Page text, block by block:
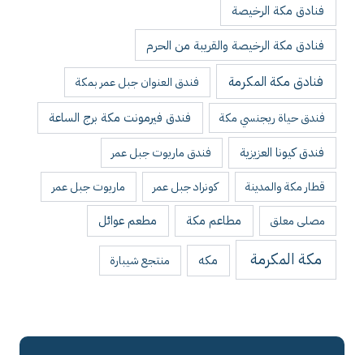
فنادق مكة الرخيصة
فنادق مكة الرخيصة والقريبة من الحرم
فنادق مكة المكرمة فندق العنوان جبل عمر بمكة
فندق حياة ريجنسي مكة
فندق فيرمونت مكة برج الساعة
فندق كيونا العزيزية
فندق ماريوت جبل عمر
قطار مكة والمدينة
كونراد جبل عمر ماريوت جبل عمر
مصلى معلق مطاعم مكة مطعم عوائل
مكة المكرمة مكه منتجع شيبارة